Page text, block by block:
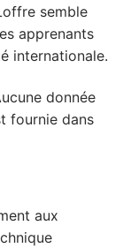
semble
apprenants
internationale.
donnée
fournie dans
aux